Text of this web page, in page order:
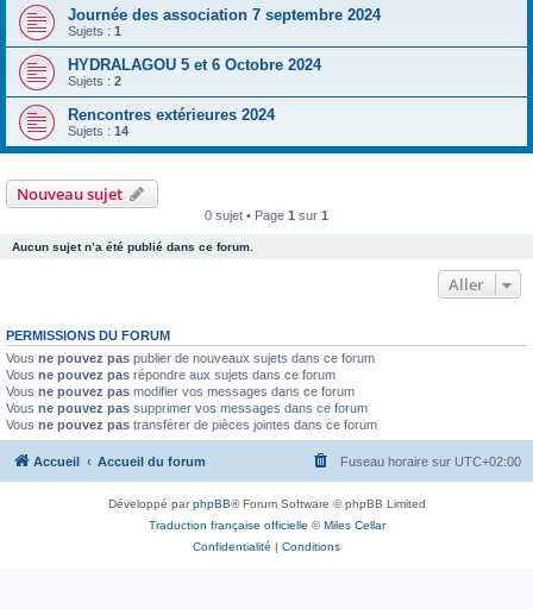
Journée des association 7 septembre 2024
Sujets : 1
HYDRALAGOU 5 et 6 Octobre 2024
Sujets : 2
Rencontres extérieures 2024
Sujets : 14
Nouveau sujet
0 sujet • Page 1 sur 1
Aucun sujet n’a été publié dans ce forum.
Aller
PERMISSIONS DU FORUM
Vous ne pouvez pas publier de nouveaux sujets dans ce forum
Vous ne pouvez pas répondre aux sujets dans ce forum
Vous ne pouvez pas modifier vos messages dans ce forum
Vous ne pouvez pas supprimer vos messages dans ce forum
Vous ne pouvez pas transférer de pièces jointes dans ce forum
Accueil Accueil du forum Fuseau horaire sur UTC+02:00
Développé parphpBB® Forum Software © phpBB Limited
Traduction française officielle ©Miles Cellar
Confidentialité | Conditions